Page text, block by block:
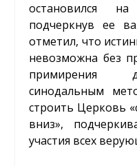
остановился
подчеркнув ее
отметил, что
невозможна без
примирения
синодальным
строить Церковь
вниз»,
участия всех